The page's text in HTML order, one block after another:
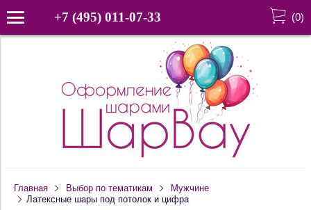
+7 (495) 011-07-33 (0)
Главная Выбор по тематикам
Мужчине
Латексные шары под потолок и цифра